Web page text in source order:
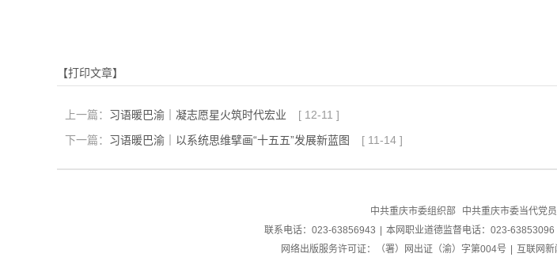
【打印文章】
上一篇： 习语暖巴渝｜凝志愿星火筑时代宏业 [ 12-11 ]
下一篇： 习语暖巴渝｜以系统思维擘画“十五五”发展新蓝图 [ 11-14 ]
中共重庆市委组织部 中共重庆市委当代党
联系电话：023-63856943 | 本网职业道德监督电话：023-63853096
网络出版服务许可证：（署）网出证（渝）字第004号 | 互联网